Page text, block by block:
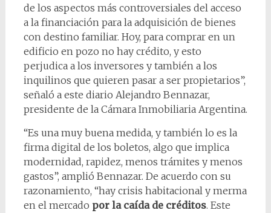
de los aspectos más controversiales del acceso
a la financiación para la adquisición de bienes
con destino familiar. Hoy, para comprar en un
edificio en pozo no hay crédito, y esto
perjudica a los inversores y también a los
inquilinos que quieren pasar a ser propietarios”,
señaló a este diario Alejandro Bennazar,
presidente de la Cámara Inmobiliaria Argentina.
“Es una muy buena medida, y también lo es la
firma digital de los boletos, algo que implica
modernidad, rapidez, menos trámites y menos
gastos”, amplió Bennazar. De acuerdo con su
razonamiento, “hay crisis habitacional y merma
en el mercado por la caída de créditos. Este